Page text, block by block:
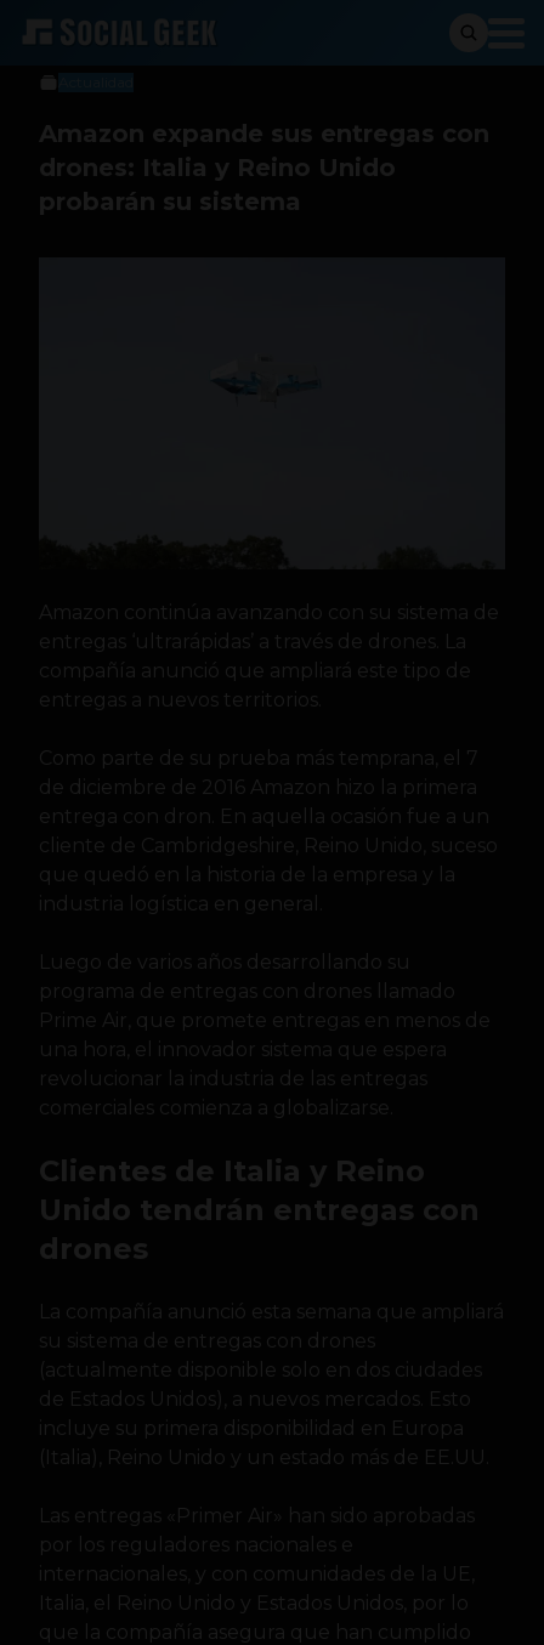
Sergio Ramos
19 de octubre de 2023
Amazon expande sus entregas con
drones: Italia y Reino Unido
probarán su sistema
Amazon continúa avanzando con su sistema de
entregas ‘ultrarápidas’ a través de drones. La
compañía anunció que ampliará este tipo de
entregas a nuevos territorios.
Como parte de su prueba más temprana, el 7
de diciembre de 2016 Amazon hizo la primera
entrega con dron. En aquella ocasión fue a un
cliente de Cambridgeshire, Reino Unido, suceso
que quedó en la historia de la empresa y la
industria logística en general.
Luego de varios años desarrollando su
programa de entregas con drones llamado
Prime Air, que promete entregas en menos de
una hora, el innovador sistema que espera
revolucionar la industria de las entregas
comerciales comienza a globalizarse.
Clientes de Italia y Reino
Unido tendrán entregas con
drones
La compañía anunció esta semana que ampliará
su sistema de entregas con drones
(actualmente disponible solo en dos ciudades
de Estados Unidos), a nuevos mercados. Esto
incluye su primera disponibilidad en Europa
(Italia), Reino Unido y un estado más de EE.UU.
Las entregas «Primer Air» han sido aprobadas
por los reguladores nacionales e
internacionales, y con comunidades de la UE,
Italia, el Reino Unido y Estados Unidos, por lo
que la compañía asegura que han cumplido